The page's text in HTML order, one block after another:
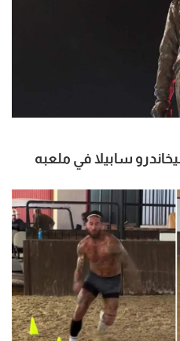
سابيلا في ملعبه